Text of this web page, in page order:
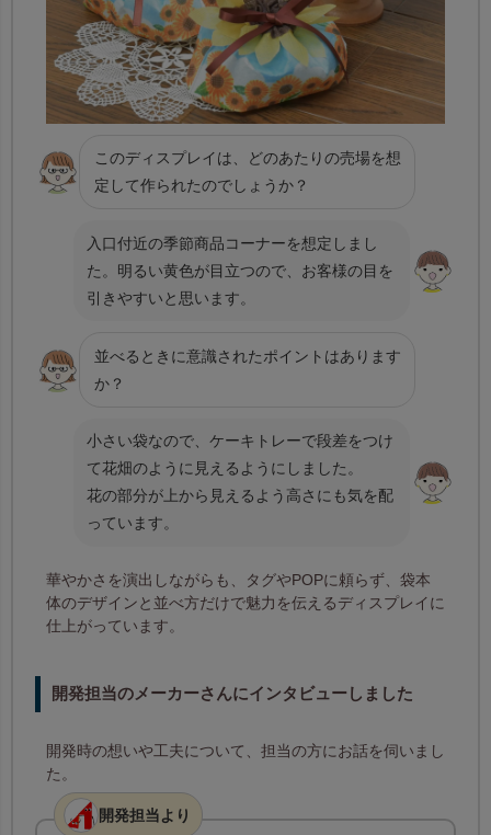
このディスプレイは、どのあたりの売場を想
定して作られたのでしょうか？
入口付近の季節商品コーナーを想定しまし
た。明るい黄色が目立つので、お客様の目を
引きやすいと思います。
並べるときに意識されたポイントはあります
か？
小さい袋なので、ケーキトレーで段差をつけ
て花畑のように見えるようにしました。
花の部分が上から見えるよう高さにも気を配
っています。
華やかさを演出しながらも、タグやPOPに頼らず、袋本
体のデザインと並べ方だけで魅力を伝えるディスプレイに
仕上がっています。
開発担当のメーカーさんにインタビューしました
開発時の想いや工夫について、担当の方にお話を伺いまし
た。
開発担当より